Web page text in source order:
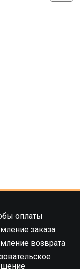
оплаты
заказа
возврата